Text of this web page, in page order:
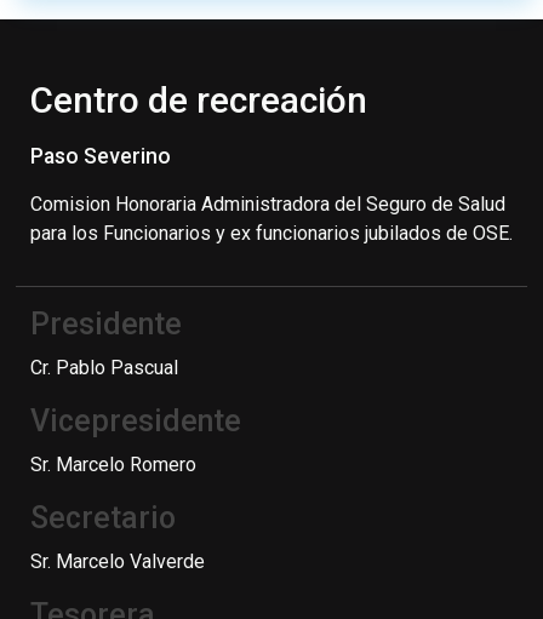
Centro de recreación
Paso Severino
Comision Honoraria Administradora del Seguro de Salud
para los Funcionarios y ex funcionarios jubilados de OSE.
Presidente
Cr. Pablo Pascual
Vicepresidente
Sr. Marcelo Romero
Secretario
Sr. Marcelo Valverde